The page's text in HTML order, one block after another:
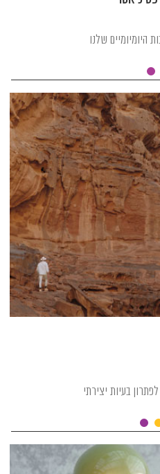
היומיומיים שלנו
בעיות יצירתי